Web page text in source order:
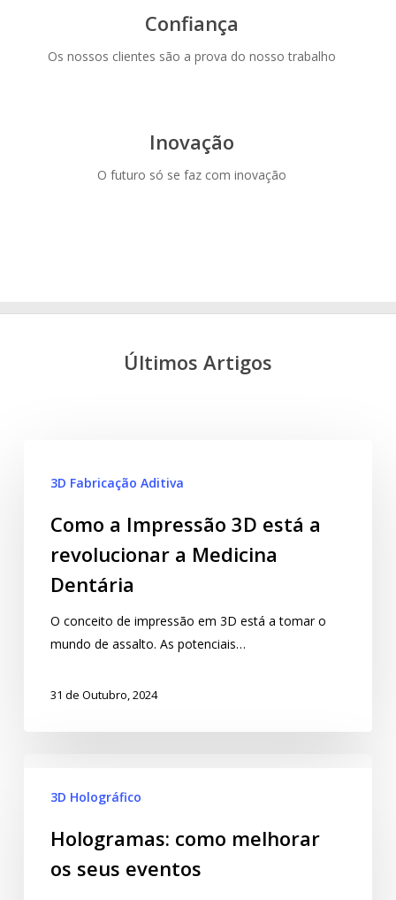
Confiança
Os nossos clientes são a prova do nosso trabalho
Inovação
O futuro só se faz com inovação
Últimos Artigos
3D Fabricação Aditiva
Como a Impressão 3D está a
revolucionar a Medicina
Dentária
O conceito de impressão em 3D está a tomar o
mundo de assalto. As potenciais…
31 de Outubro, 2024
3D Holográfico
Hologramas: como melhorar
os seus eventos